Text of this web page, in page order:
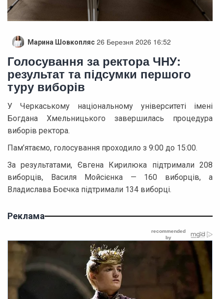
Марина Шовкопляс 26 Березня 2026 16:52
Голосування за ректора ЧНУ:
результат та підсумки першого
туру виборів
У Черкаському національному університеті імені
Богдана Хмельницького завершилась процедура
виборів ректора.
Пам’ятаємо, голосування проходило з 9:00 до 15:00.
За результатами, Євгена Кирилюка підтримали 208
виборців, Василя Мойсієнка — 160 виборців, а
Владислава Боєчка підтримали 134 виборці.
Реклама